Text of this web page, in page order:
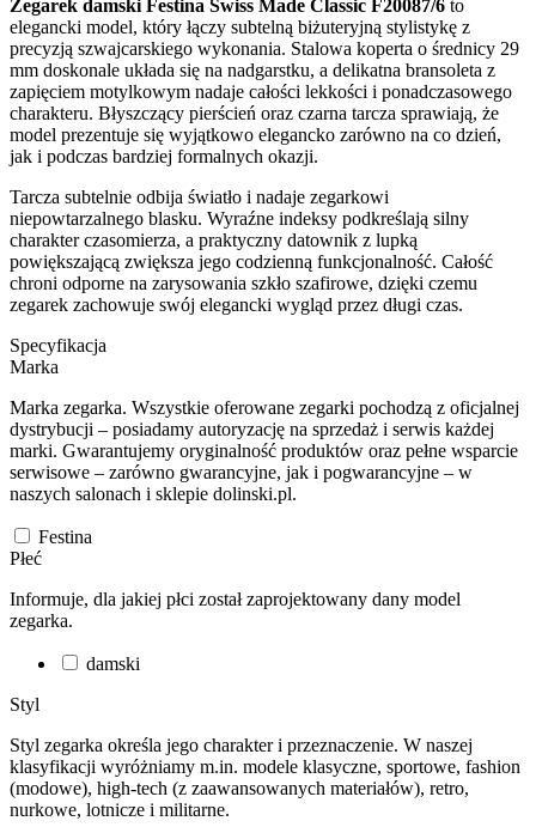
Zegarek damski Festina Swiss Made Classic F20087/6 to
elegancki model, który łączy subtelną biżuteryjną stylistykę z
precyzją szwajcarskiego wykonania. Stalowa koperta o średnicy 29
mm doskonale układa się na nadgarstku, a delikatna bransoleta z
zapięciem motylkowym nadaje całości lekkości i ponadczasowego
charakteru. Błyszczący pierścień oraz czarna tarcza sprawiają, że
model prezentuje się wyjątkowo elegancko zarówno na co dzień,
jak i podczas bardziej formalnych okazji.
Tarcza subtelnie odbija światło i nadaje zegarkowi
niepowtarzalnego blasku. Wyraźne indeksy podkreślają silny
charakter czasomierza, a praktyczny datownik z lupką
powiększającą zwiększa jego codzienną funkcjonalność. Całość
chroni odporne na zarysowania szkło szafirowe, dzięki czemu
zegarek zachowuje swój elegancki wygląd przez długi czas.
Specyfikacja
Marka
Marka zegarka. Wszystkie oferowane zegarki pochodzą z oficjalnej
dystrybucji – posiadamy autoryzację na sprzedaż i serwis każdej
marki. Gwarantujemy oryginalność produktów oraz pełne wsparcie
serwisowe – zarówno gwarancyjne, jak i pogwarancyjne – w
naszych salonach i sklepie dolinski.pl.
Festina
Płeć
Informuje, dla jakiej płci został zaprojektowany dany model
zegarka.
damski
Styl
Styl zegarka określa jego charakter i przeznaczenie. W naszej
klasyfikacji wyróżniamy m.in. modele klasyczne, sportowe, fashion
(modowe), high-tech (z zaawansowanych materiałów), retro,
nurkowe, lotnicze i militarne.